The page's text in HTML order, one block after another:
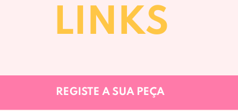
LINKS
REGISTE A SUA PEÇA